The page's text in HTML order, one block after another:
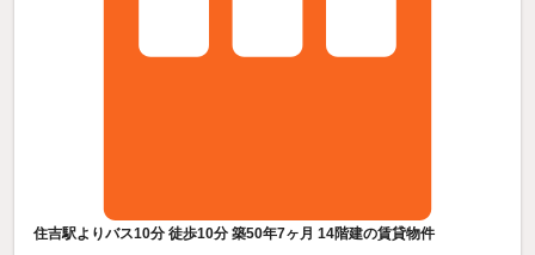
住吉駅よりバス10分 徒歩10分 築50年7ヶ月 14階建の賃貸物件